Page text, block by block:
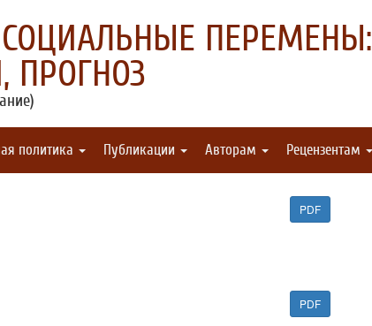
ПЕРЕМЕНЫ:
ПРОГНОЗ
политика Публикации Авторам Рецензентам
PDF
PDF